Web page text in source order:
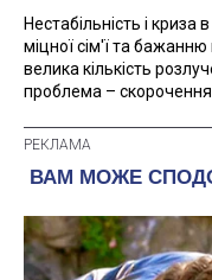
Нестабільність і
міцної сім'ї та
велика кількість
проблема – скорочення